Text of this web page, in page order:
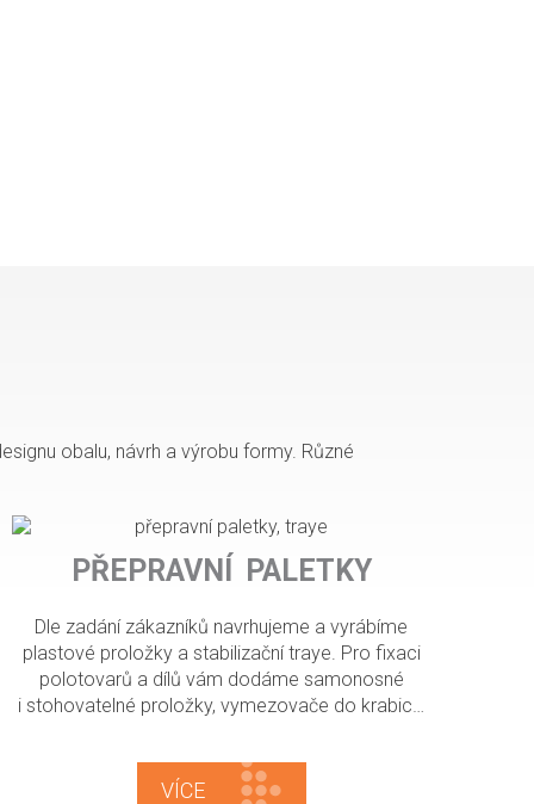
obalu, návrh a výrobu formy. Různé
PŘEPRAVNÍ PALETKY
Dle zadání zákazníků navrhujeme a vyrábíme
plastové proložky a stabilizační traye. Pro fixaci
polotovarů a dílů vám dodáme samonosné
i stohovatelné proložky, vymezovače do krabic…
VÍCE